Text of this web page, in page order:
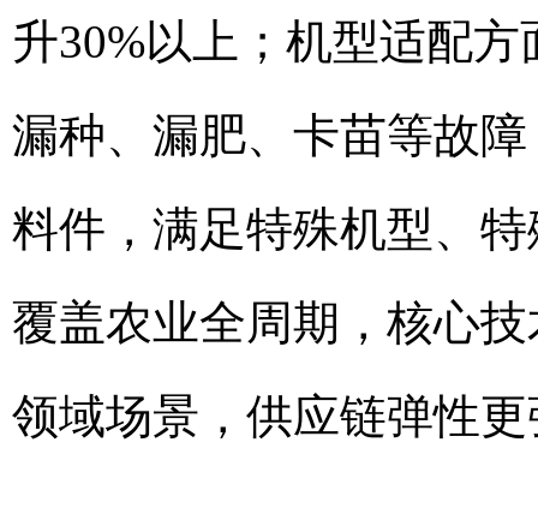
升30%以上；机型适配
漏种、漏肥、卡苗等故
料件，满足特殊机型、
覆盖农业全周期，核心
领域场景，供应链弹性